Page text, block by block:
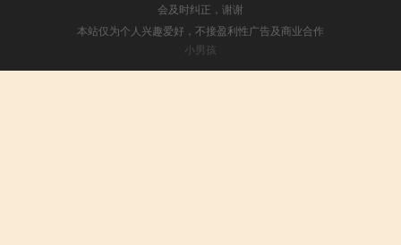
会及时纠正，谢谢
本站仅为个人兴趣爱好，不接盈利性广告及商业合作
小男孩